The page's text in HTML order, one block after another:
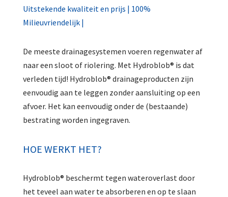
Uitstekende kwaliteit en prijs | 100%
Milieuvriendelijk |
De meeste drainagesystemen voeren regenwater af
naar een sloot of riolering. Met Hydroblob® is dat
verleden tijd! Hydroblob® drainageproducten zijn
eenvoudig aan te leggen zonder aansluiting op een
afvoer. Het kan eenvoudig onder de (bestaande)
bestrating worden ingegraven.
HOE WERKT HET?
Hydroblob® beschermt tegen wateroverlast door
het teveel aan water te absorberen en op te slaan